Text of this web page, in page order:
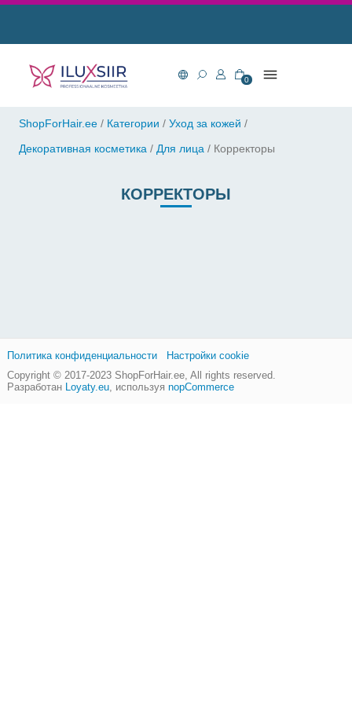
0
ShopForHair.ee / Категории / Уход за кожей /
Декоративная косметика / Для лица / Корректоры
КОРРЕКТОРЫ
Copyright © 2017-2023 ShopForHair.ee, All rights reserved.
Разработан Loyaty.eu, используя nopCommerce
Политика конфиденциальности Настройки cookie